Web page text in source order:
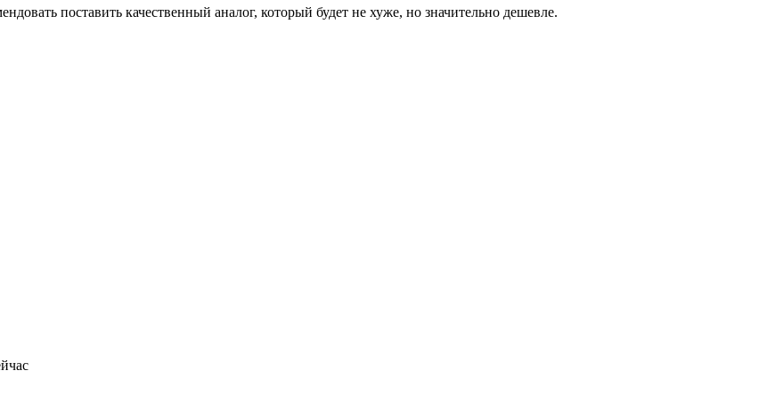
поставить качественный аналог, который будет не хуже, но значительно дешевле.